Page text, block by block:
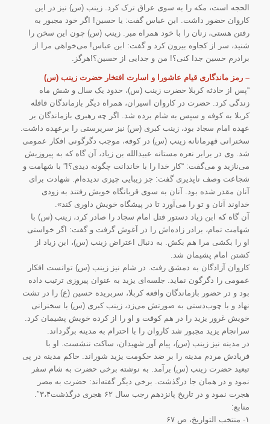
الحجه است، مکه را به سوی عراق ترک کرد. زینب (س) نیز در این
کاروان حضور داشت. ابن عباس گفت: یا حسین! اگر خود مجبور به
رفتن هستی، زنان را با خود همراه مبر. زینب (س) چون این سخن را
شنید، سر از کجاوه بیرون کرد و گفت: ابن عباس! می‌خواهی مرا از
برادرم حسین جدا کنی؟! من و جدایی از حسین؟!هرگز.
– رمز ماندگاری قیام عاشورا و اسارت افتخار حضرت زینب (س)
“پس از حادثه کربلا حضرت زینب (س)، حدود یک سال و شش ماه
زندگی کرد. حضرت در کاروان اسیران، همراه دیگر بازماندگان قافله
کربلا به کوفه و سپس به شام برده شد. اگر چه رهبری بازماندگان بر
عهده امام سجاد بود، زینب کبری (س) نیز سرپرستی را برعهده داشت.
سخنرانی قهرمانانه زینب (س) در کوفه، موجب دگرگونی افکار عمومی
شد. وی در برابر نعره مستانه عبیدالله بن زیاد، آن گاه که به پیروزیش
می‏‌نازید و می‏‌گفت: “کار خدا را با خاندانت چگونه دیدی؟!” با شهامت و
شجاعت وصف ناپذیری گفت: جز زیبایی چیزی ندیده‏‌ام. شهادت برای
آنان مقدر شده بود. آنان به سوی قربانگاه خویش رفتند به زودی
خداوند آنان و تو را می‏‌آورد تا در پیشگاه خویش داوری کند».
آن گاه که ابن زیاد دستور قتل امام سجاد را صادر کرد، زینب (س) با
شهامت تمام، برادر زاده‏‌اش را در آغوش گرفت و گفت: اگر خواستی
او را بکشی مرا هم بکش. به دنبال اعتراض زینب (س)، ابن زیاد از
کشتن امام پشیمان شد.
کاروان آزادگان به دمشق رفت. در شام نیز زینب (س) توانست افکار
عمومی را دگرگون نماید. جلسه‏‌ای یزید به عنوان پیروزی ترتیب داده
بود و در حضور بازماندگان واقعه کربلا، سربریده حسین (ع) را در تشت
نهاد و با چوب‌د‌ستی به صورتش می‏‌زد، زینب کبری (س) با سخنرانی
خویش غرور یزید را در هم کوفت و او را از کرده خویش پشیمان کرد.
سرانجام یزید مجبور شد کاروان را با احترام به مدینه برگرداند.
در مدینه نیز زینب (س)، پیام آور شهیدان، ساکت ننشست. او با
فریادش مردم مدینه را بر ضد حکومت یزید شوراند. حاکم مدینه در پی
تبعید حضرت زینب (س) برآمد. به نوشته برخی حضرت به شام سفر
نمود و در همان جا درگذشت. برخی دیگر گفته‏‌اند: حضرت به مصر
هجرت نمود و در تاریخ پانزدهم رجب سال ۶۲ هجری درگذشت۳،۴″.
منابع:
۱- منتخب التواریخ، ص ۶۷